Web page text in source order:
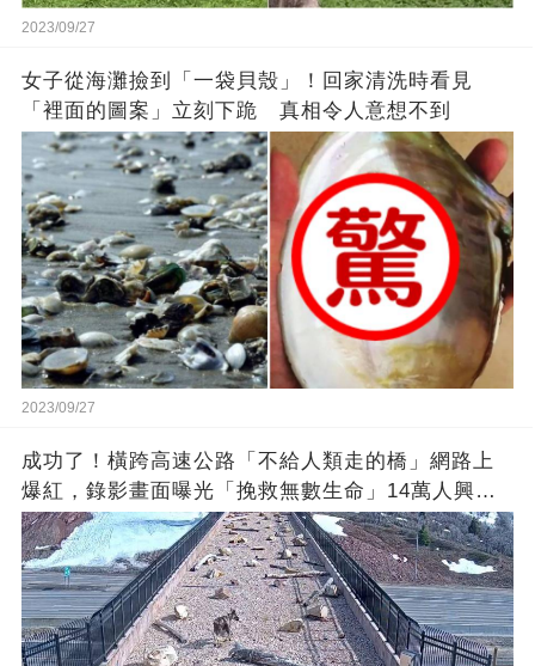
2023/09/27
女子從海灘撿到「一袋貝殼」！回家清洗時看見
「裡面的圖案」立刻下跪 真相令人意想不到
2023/09/27
成功了！橫跨高速公路「不給人類走的橋」網路上
爆紅，錄影畫面曝光「挽救無數生命」14萬人興奮
歡呼